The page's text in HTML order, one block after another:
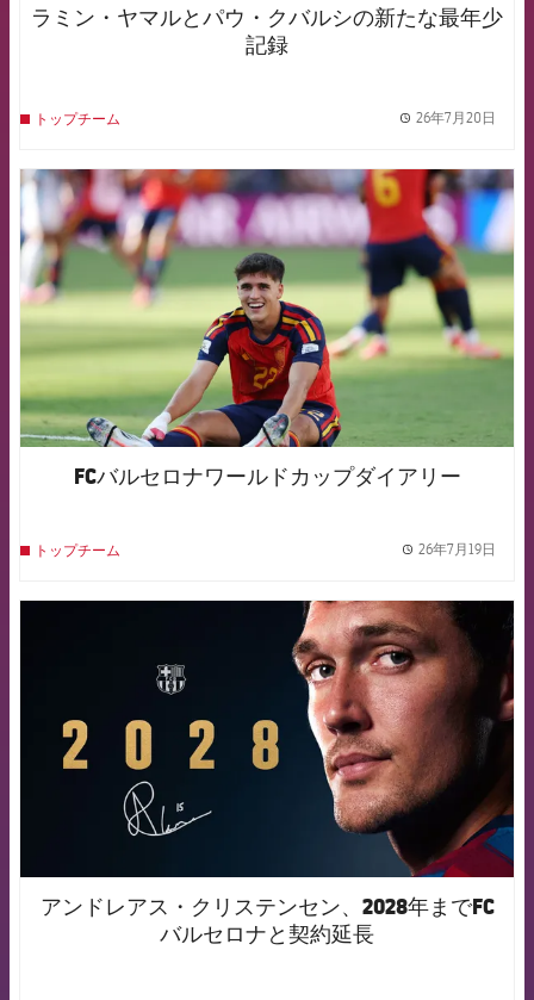
ラミン・ヤマルとパウ・クバルシの新たな最年少
記録
トップチーム 26年7月20日
FCB Barcelona badge
FCバルセロナワールドカップダイアリー
トップチーム 26年7月19日
FCB Barcelona badge
アンドレアス・クリステンセン、2028年までFC
バルセロナと契約延長